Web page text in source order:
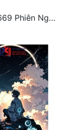
Chương 1669 Phiên Ngoại (3)